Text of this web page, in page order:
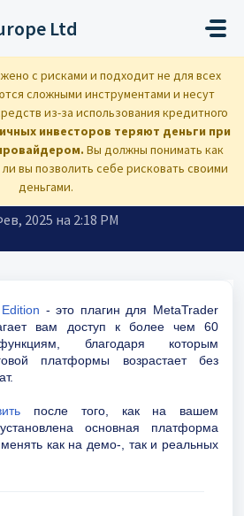
Ltd
с рисками и подходит не для всех
сложными инструментами и несут
из-за использования кредитного
инвесторов теряют деньги при
Вы должны понимать как
вы позволить себе рисковать своими
деньгами.
Supreme Edition? Это тоже платформа?
Edition? Это
2025 на 2:18 PM
- это плагин для MetaTrader
вам доступ к более чем 60
благодаря которым
платформы возрастает без
после того, как на вашем
основная платформа
как на демо-, так и реальных